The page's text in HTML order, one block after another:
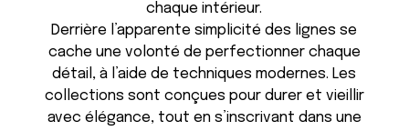
chaque intérieur.
Derrière l’apparente simplicité des lignes se
cache une volonté de perfectionner chaque
détail, à l’aide de techniques modernes. Les
collections sont conçues pour durer et vieillir
avec élégance, tout en s’inscrivant dans une